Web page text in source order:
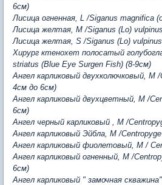
6см)
Лисица огненная, L /Siganus magnifica
Лисица желтая, М /Siganus (Lo)
Лисица желтая, S /Siganus (Lo)
Хирург ктенохет полосатый
striatus (Blue Eye Surgen Fish) (8-9см)
Ангел карликовый двухколючковый, M
4см до 6см)
Ангел карликовый двухцветный, M /
6см)
Ангел черный карликовый , M /
Ангел карликовый Эйбла, М /
Ангел карликовый фиолетовый, М /
Ангел карликовый огненный, M /
6см)
Ангел карликовый " замочная